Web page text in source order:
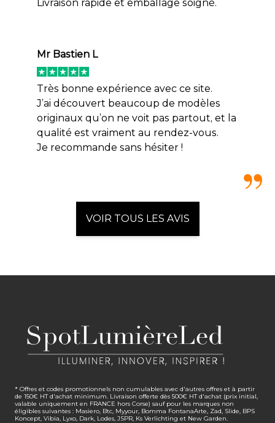
Livraison rapide et emballage soigné.
Mr Bastien L
Très bonne expérience avec ce site.
J’ai découvert beaucoup de modèles
originaux qu’on ne voit pas partout, et la
qualité est vraiment au rendez-vous.
Je recommande sans hésiter !
VOIR TOUS LES AVIS
* Offres et codes promotionnels non cumulables avec d'autres offres et à partir
de 150€ HT d'achat minimum. Livraison offerte dès 500€ HT d'achat (prix initial,
valable uniquement en FRANCE hors Corse) sauf pour les marques non
éligibles suivantes : Masiero, Btc, Myyour, Bomma FontanaArte, Zad, Slide, BPS
Koncept, Vibia, Lyxo, Dark, Lodes, JSPR, Ks Verlichting et New Garden.